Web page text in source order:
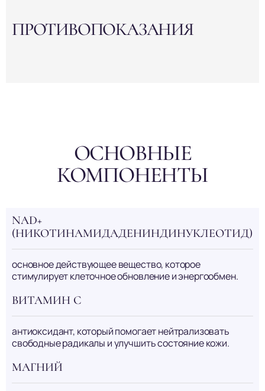
ПРОТИВОПОКАЗАНИЯ
ОСНОВНЫЕ
КОМПОНЕНТЫ
NAD+
(НИКОТИНАМИДАДЕНИНДИНУКЛЕОТИД)
основное действующее вещество, которое
стимулирует клеточное обновление и энергообмен.
ВИТАМИН С
антиоксидант, который помогает нейтрализовать
свободные радикалы и улучшить состояние кожи.
МАГНИЙ